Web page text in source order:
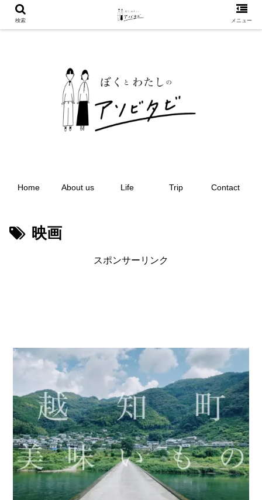
Home About us Life Trip Contact
映画
スポンサーリンク
検索 メニュー